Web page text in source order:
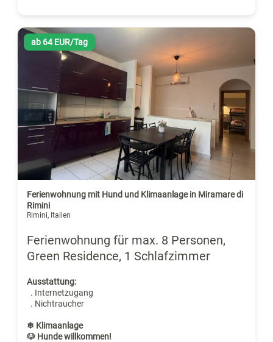
ab 64 EUR/Tag
Ferienwohnung mit Hund und Klimaanlage in Miramare di
Rimini
Rimini, Italien
Ferienwohnung für max. 8 Personen,
Green Residence, 1 Schlafzimmer
Ausstattung:
. Internetzugang
. Nichtraucher
❄ Klimaanlage
🐶 Hunde willkommen!